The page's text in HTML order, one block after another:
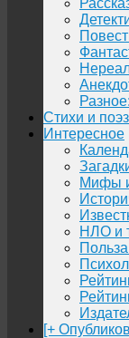
Стихи и
Интересное
Мифы
НЛО и
[+